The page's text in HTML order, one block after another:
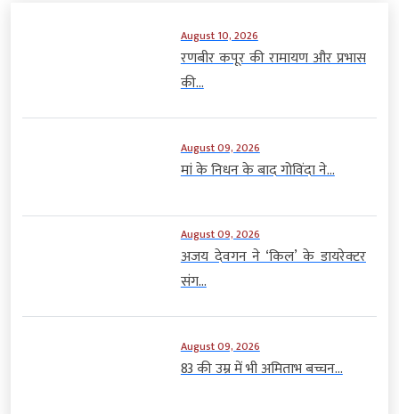
August 10, 2026
रणबीर कपूर की रामायण और प्रभास
की...
August 09, 2026
मां के निधन के बाद गोविंदा ने...
August 09, 2026
अजय देवगन ने ‘किल’ के डायरेक्टर
संग...
August 09, 2026
83 की उम्र में भी अमिताभ बच्चन...